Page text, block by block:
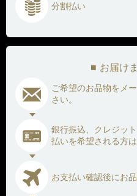
分割払い
お届け
ご希望のお品物をメ
さい。
銀行振込、クレジッ
払いを希望される方
お支払い確認後にお